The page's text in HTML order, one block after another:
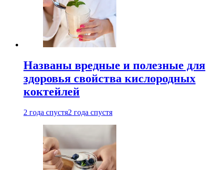
Названы вредные и полезные для
здоровья свойства кислородных
коктейлей
2 года спустя2 года спустя